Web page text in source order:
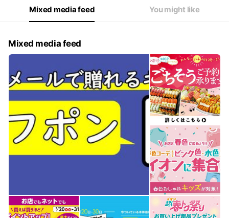
Mixed media feed You might like
Mixed media feed